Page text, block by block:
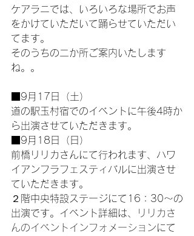
ケアラニでは、いろいろな場所でお声
をかけていただいて踊らせていただい
てます。
そのうちの二か所ご案内いたします
ね。。
■9月17日（土）
道の駅玉村宿でのイベントに午後4時か
ら出演させていただきます。
■9月18日（日）
前橋リリカさんにて行われます、ハワ
イアンフラフェスティバルに出演させ
ていただきます。
２階中央特設ステージにて16：30～の
出演です。イベント詳細は、
リリカさ
んのイベントインフォメーションにて